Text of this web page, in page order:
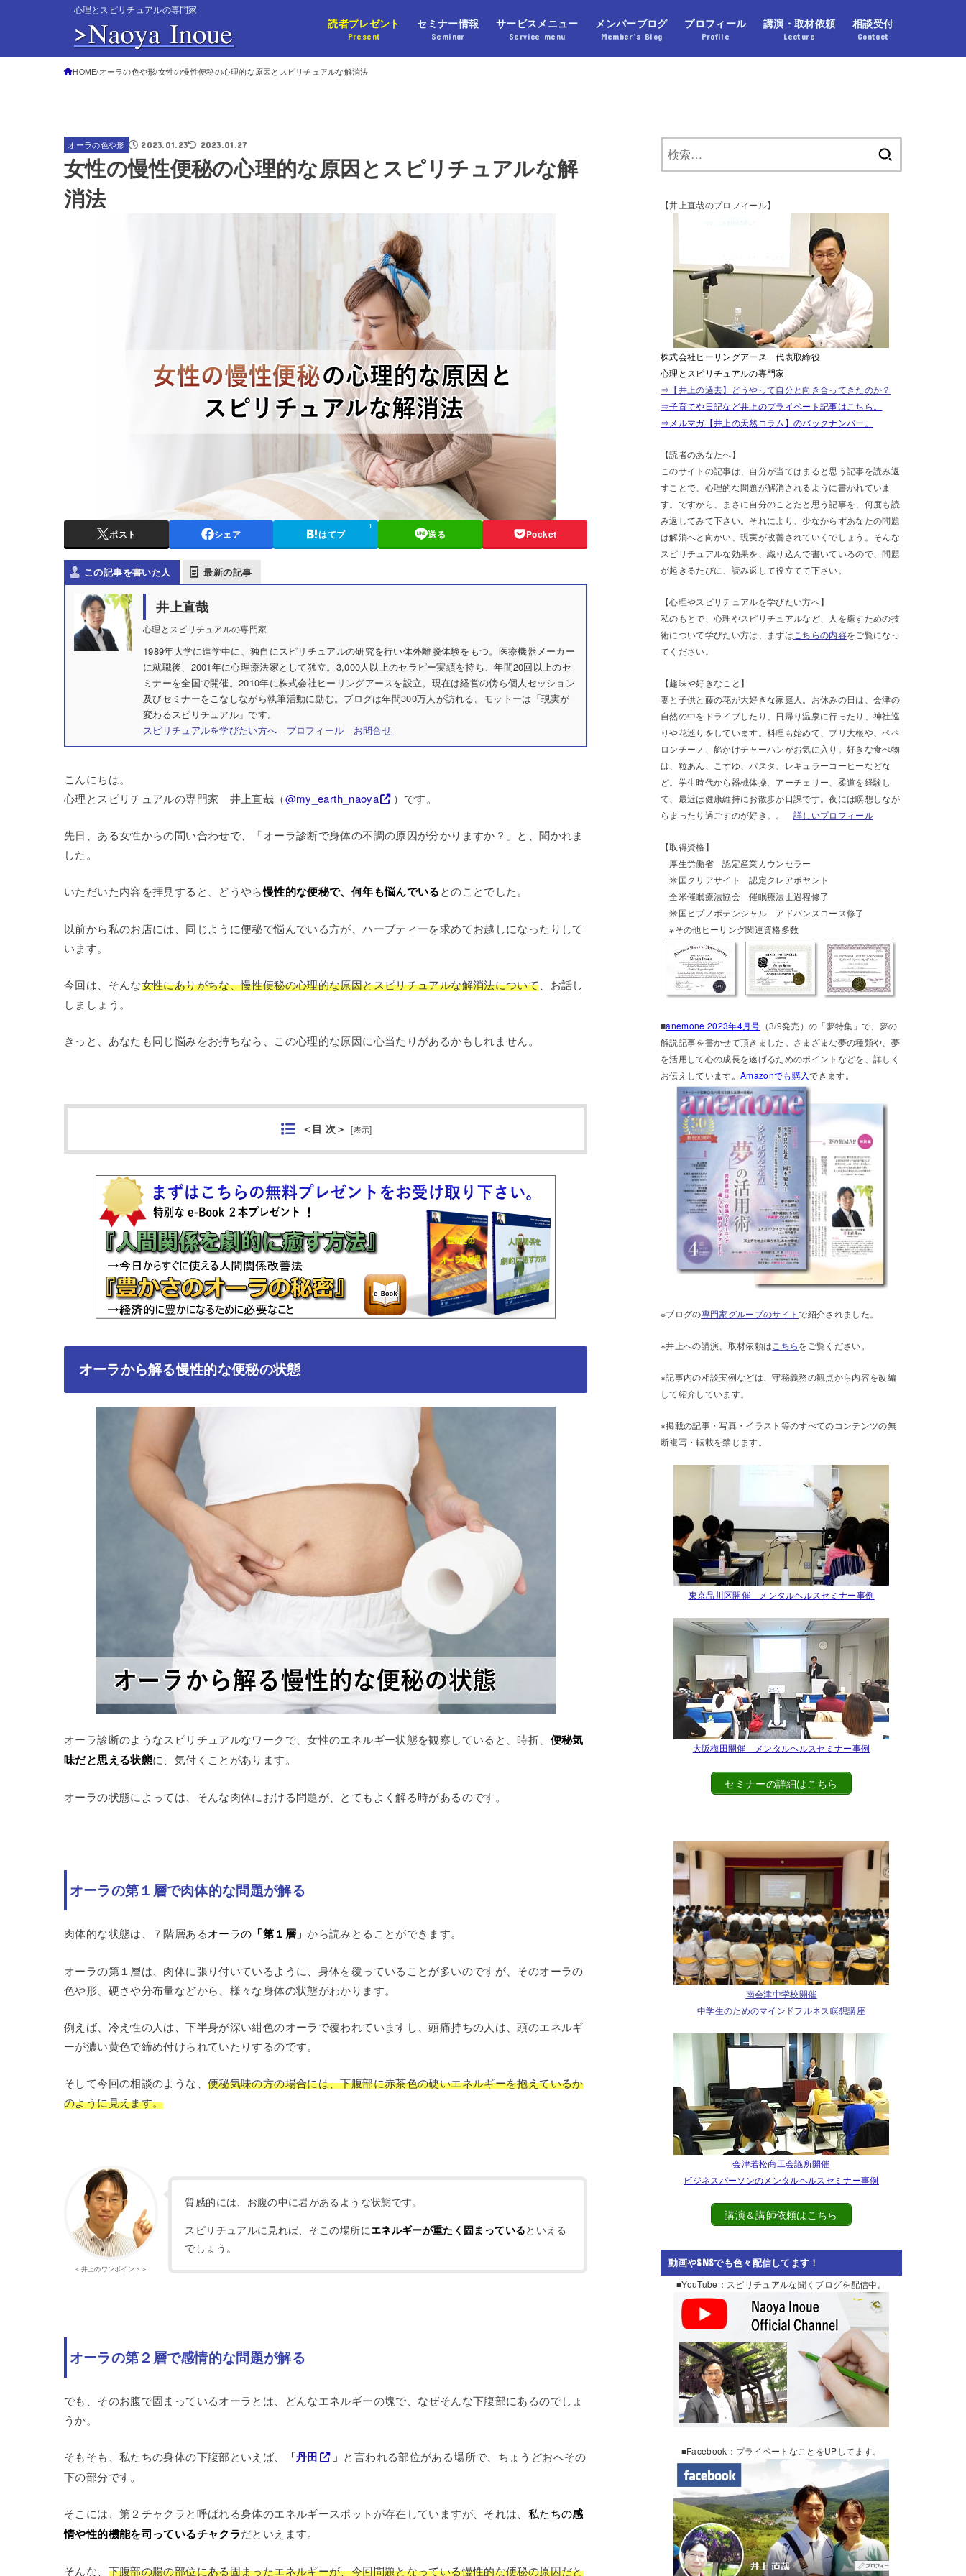
心理とスピリチュアルの専門家
読者プレゼント
Present
セミナー情報
Seminar
サービスメニュー
Service menu
メンバーブログ
Member’s Blog
プロフィール
Profile
講演・取材依頼
Lecture
相談受付
Contact
HOME オーラの色や形 女性の慢性便秘の心理的な原因とスピリチュアルな解消法
オーラの色や形 2023.01.23 2023.01.27
女性の慢性便秘の心理的な原因とスピリチュアルな解
消法
ポスト シェア はてブ
1
送る Pocket
この記事を書いた人 最新の記事
井上直哉
心理とスピリチュアルの専門家
1989年大学に進学中に、独自にスピリチュアルの研究を行い体外離脱体験をもつ。医療機器メーカー
に就職後、2001年に心理療法家として独立。3,000人以上のセラピー実績を持ち、年間20回以上のセ
ミナーを全国で開催。2010年に株式会社ヒーリングアースを設立。現在は経営の傍ら個人セッション
及びセミナーをこなしながら執筆活動に励む。ブログは年間300万人が訪れる。モットーは「現実が
変わるスピリチュアル」です。
スピリチュアルを学びたい方へ
プロフィール お問合せ
こんにちは。
心理とスピリチュアルの専門家 井上直哉（@my_earth_naoya ）です。
先日、ある女性からの問い合わせで、「オーラ診断で身体の不調の原因が分かりますか？」と、聞かれま
した。
いただいた内容を拝見すると、どうやら慢性的な便秘で、何年も悩んでいるとのことでした。
以前から私のお店には、同じように便秘で悩んでいる方が、ハーブティーを求めてお越しになったりして
います。
今回は、そんな女性にありがちな、慢性便秘の心理的な原因とスピリチュアルな解消法について 、お話し
しましょう。
きっと、あなたも同じ悩みをお持ちなら、この心理的な原因に心当たりがあるかもしれません。
＜目 次＞ [表示]
オーラから解る慢性的な便秘の状態
オーラ診断のようなスピリチュアルなワークで、女性のエネルギー状態を観察していると、時折、 便秘気
味だと思える状態に、気付くことがあります。
オーラの状態によっては、そんな肉体における問題が、とてもよく解る時があるのです。
オーラの第１層で肉体的な問題が解る
肉体的な状態は、７階層あるオーラの 「第１層」から読みとることができます。
オーラの第１層は、肉体に張り付いているように、身体を覆っていることが多いのですが、そのオーラの
色や形、硬さや分布量などから、様々な身体の状態がわかります。
例えば、冷え性の人は、下半身が深い紺色のオーラで覆われていますし、頭痛持ちの人は、頭のエネルギ
ーが濃い黄色で締め付けられていたりするのです。
そして今回の相談のような、 便秘気味の方の場合には、下腹部に赤茶色の硬いエネルギーを抱えているか
のように見えます。
＜井上のワンポイント＞
質感的には、お腹の中に岩があるような状態です。
スピリチュアルに見れば、そこの場所にエネルギーが重たく固まっているといえる
でしょう。
オーラの第２層で感情的な問題が解る
でも、そのお腹で固まっているオーラとは、どんなエネルギーの塊で、なぜそんな下腹部にあるのでしょ
うか。
そもそも、私たちの身体の下腹部といえば、 「丹田 」 と言われる部位がある場所で、ちょうどおへその
下の部分です。
そこには、第２チャクラと呼ばれる身体のエネルギースポットが存在していますが、それは、 私たちの感
情や性的機能を司っているチャクラだといえます。
そんな、 下腹部の腸の部位にある固まったエネルギーが、今回問題となっている慢性的な便秘の原因だと
【井上直哉のプロフィール】
株式会社ヒーリングアース 代表取締役
心理とスピリチュアルの専門家
⇒【井上の過去】どうやって自分と向き合ってきたのか？
⇒子育てや日記など井上のプライベート記事はこちら。
⇒メルマガ【井上の天然コラム】のバックナンバー。
【読者のあなたへ】
このサイトの記事は、自分が当てはまると思う記事を読み返
すことで、心理的な問題が解消されるように書かれていま
す。ですから、まさに自分のことだと思う記事を、何度も読
み返してみて下さい。それにより、少なからずあなたの問題
は解消へと向かい、現実が改善されていくでしょう。そんな
スピリチュアルな効果を、織り込んで書いているので、問題
が起きるたびに、読み返して役立てて下さい。
【心理やスピリチュアルを学びたい方へ】
私のもとで、心理やスピリチュアルなど、人を癒すための技
術について学びたい方は、まずは こちらの内容をご覧になっ
てください。
【趣味や好きなこと】
妻と子供と藤の花が大好きな家庭人。お休みの日は、会津の
自然の中をドライブしたり、日帰り温泉に行ったり、神社巡
りや花巡りをしています。料理も始めて、ブリ大根や、ペペ
ロンチーノ、餡かけチャーハンがお気に入り。好きな食べ物
は、粒あん、こずゆ、パスタ、レギュラーコーヒーなどな
ど。学生時代から器械体操、アーチェリー、柔道を経験し
て、最近は健康維持にお散歩が日課です。夜には瞑想しなが
らまったり過ごすのが好き。。 詳しいプロフィール
【取得資格】
厚生労働省 認定産業カウンセラー
米国クリアサイト 認定クレアボヤント
全米催眠療法協会 催眠療法士過程修了
米国ヒプノポテンシャル アドバンスコース修了
※その他ヒーリング関連資格多数
■anemone 2023年4月号 （3/9発売）の「夢特集」で、夢の
解説記事を書かせて頂きました。さまざまな夢の種類や、夢
を活用して心の成長を遂げるためのポイントなどを、詳しく
お伝えしています。 Amazonでも購入できます。
※ブログの専門家グループのサイトで紹介されました。
※井上への講演、取材依頼は こちらをご覧ください。
※記事内の相談実例などは、守秘義務の観点から内容を改編
して紹介しています。
※掲載の記事・写真・イラスト等のすべてのコンテンツの無
断複写・転載を禁じます。
東京品川区開催 メンタルヘルスセミナー事例
大阪梅田開催 メンタルヘルスセミナー事例
セミナーの詳細はこちら
南会津中学校開催
中学生のためのマインドフルネス瞑想講座
会津若松商工会議所開催
ビジネスパーソンのメンタルヘルスセミナー事例
講演＆講師依頼はこちら
動画やSNSでも色々配信してます！
■YouTube：スピリチュアルな聞くブログを配信中。
■Facebook：プライベートなことをUPしてます。